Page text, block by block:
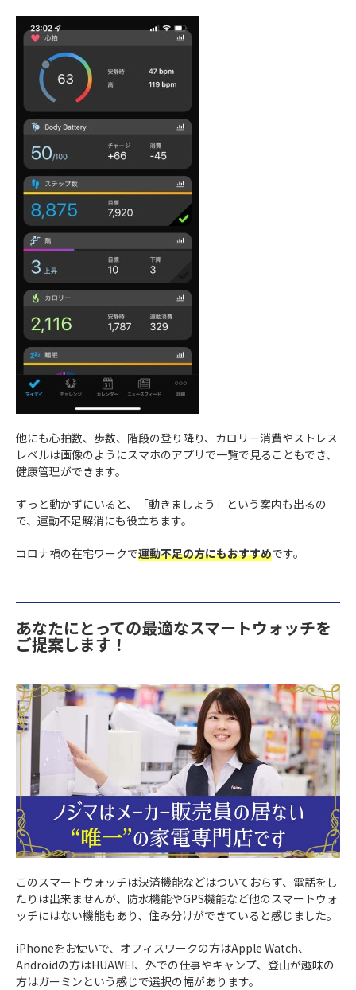
他にも心拍数、歩数、階段の登り降り、カロリー消費やストレス
レベルは画像のようにスマホのアプリで一覧で見ることもでき、
健康管理ができます。
ずっと動かずにいると、「動きましょう」という案内も出るの
で、運動不足解消にも役立ちます。
コロナ禍の在宅ワークで運動不足の方にもおすすめです。
あなたにとっての最適なスマートウォッチを
ご提案します！
このスマートウォッチは決済機能などはついておらず、電話をし
たりは出来ませんが、防水機能やGPS機能など他のスマートウォ
ッチにはない機能もあり、住み分けができていると感じました。
iPhoneをお使いで、オフィスワークの方はApple Watch、
Androidの方はHUAWEI、外での仕事やキャンプ、登山が趣味の
方はガーミンという感じで選択の幅があります。